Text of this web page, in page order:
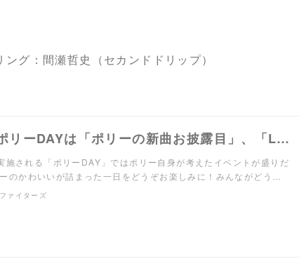
グ：間瀬哲史（セカンドドリップ）
6/29(土)ポリーDAYは「ポリーの新曲お披露目」、「LOVE POLLYグッズ発売！」「ポリーLIVE」「POLLY隊大集合」などかわいいが盛りだくさん！ | 北海道日本ハムファイターズ
施される「ポリーDAY」ではポリー自身が考えたイベントが盛りだ
のかわいいが詰まった一日をどうぞお楽しみに！みんながどう…
ァイターズ